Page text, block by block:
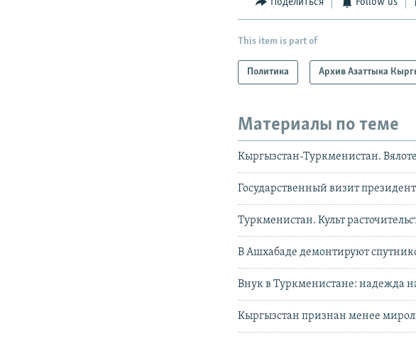
This item is part of
Политика Архив Азаттыка
Материалы по теме
Кыргызстан-Туркменистан.
Государственный визит
Туркменистан. Культ
В Ашхабаде демонтируют
Внук в Туркменистане: надежда
Кыргызстан признан менее